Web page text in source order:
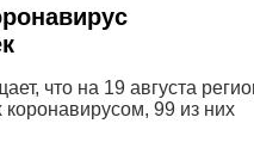
что на 19 августа
99 из них